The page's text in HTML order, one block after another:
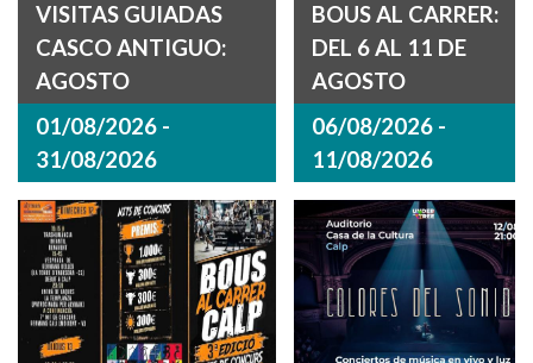
VISITAS GUIADAS
CASCO ANTIGUO:
AGOSTO
01/08/2026 -
31/08/2026
BOUS AL CARRER:
DEL 6 AL 11 DE
AGOSTO
06/08/2026 -
11/08/2026